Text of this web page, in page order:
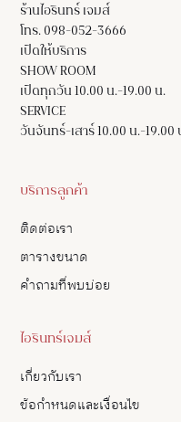
ร้านไอรินทร์ เจมส์
โทร. 098-052-3666
เปิดให้บริการ
SHOW ROOM
เปิดทุกวัน 10.00 น.-19.00 น.
SERVICE
วันจันทร์-เสาร์ 10.00 น.-19.00
บริการลูกค้า
ติดต่อเรา
ตารางขนาด
คำถามที่พบบ่อย
ไอรินทร์เจมส์
เกี่ยวกับเรา
ข้อกำหนดและเงื่อนไข